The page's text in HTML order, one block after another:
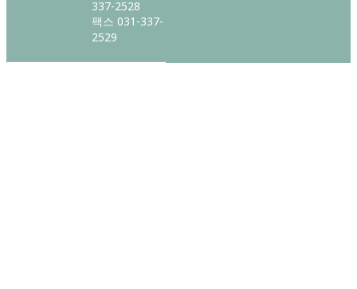
337-2528
팩스 031-337-
2529